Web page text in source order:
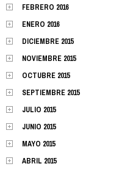
FEBRERO 2016
ENERO 2016
DICIEMBRE 2015
NOVIEMBRE 2015
OCTUBRE 2015
SEPTIEMBRE 2015
JULIO 2015
JUNIO 2015
MAYO 2015
ABRIL 2015